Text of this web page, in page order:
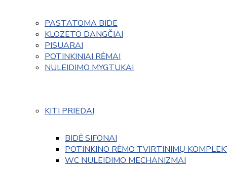
PASTATOMA BIDE
KLOZETO DANGČIAI
PISUARAI
POTINKINIAI RĖMAI
NULEIDIMO MYGTUKAI
KITI PRIEDAI
BIDĖ SIFONAI
POTINKINO RĖMO TVIRTINIMŲ
WC NULEIDIMO MECHANIZMAI